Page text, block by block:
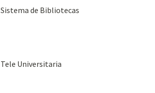
Sistema de Bibliotecas
Tele Universitaria